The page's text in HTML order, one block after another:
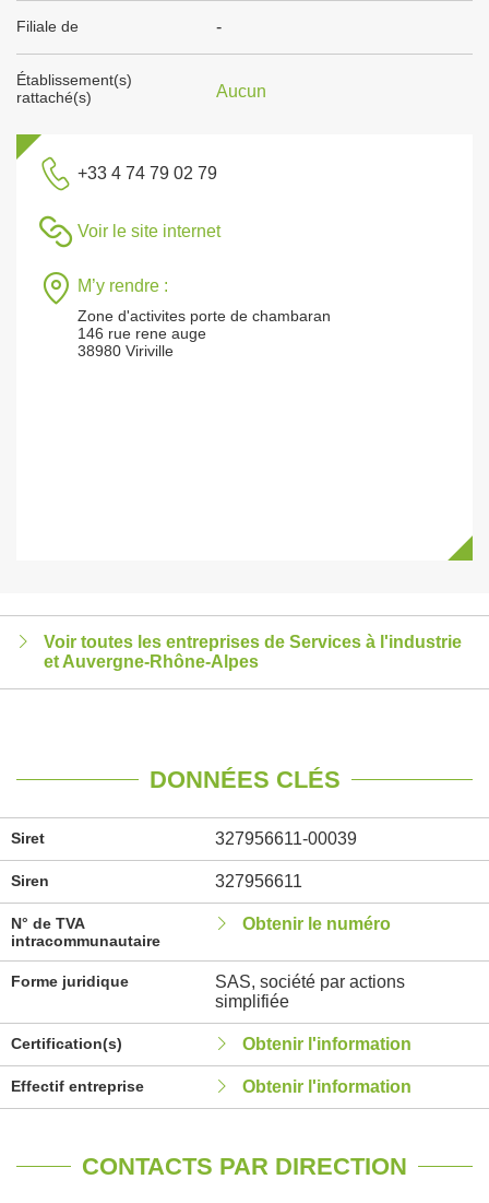
Filiale de -
Établissement(s)
rattaché(s)
Aucun
+33 4 74 79 02 79
Voir le site internet
M’y rendre :
Zone d'activites porte de chambaran
146 rue rene auge
38980 Viriville
Voir toutes les entreprises de Services à l'industrie
et Auvergne-Rhône-Alpes
DONNÉES CLÉS
Siret 327956611-00039
Siren 327956611
N° de TVA
intracommunautaire
Obtenir le numéro
Forme juridique
SAS, société par actions
simplifiée
Certification(s) Obtenir l'information
Effectif entreprise Obtenir l'information
CONTACTS PAR DIRECTION